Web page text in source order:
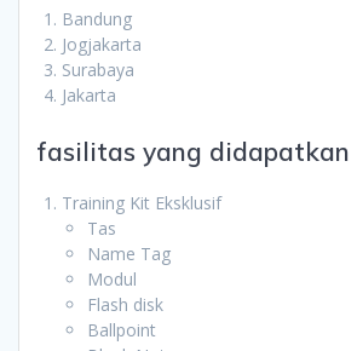
Bandung
Jogjakarta
Surabaya
Jakarta
fasilitas yang didapatkan
Training Kit Eksklusif
Tas
Name Tag
Modul
Flash disk
Ballpoint